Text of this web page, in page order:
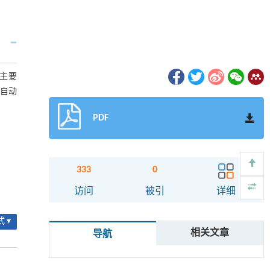
要
动
▾
PDF
333
访问
0
被引 详细
导航 相关文章